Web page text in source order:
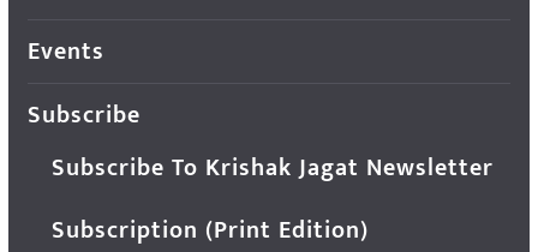
Events
Subscribe
Subscribe To Krishak Jagat Newsletter
Subscription (Print Edition)